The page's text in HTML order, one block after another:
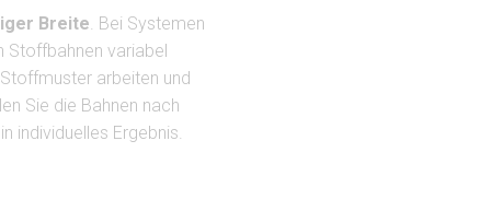
Breite. Bei Systemen
Stoffbahnen variabel
arbeiten und
Sie die Bahnen nach
individuelles Ergebnis.